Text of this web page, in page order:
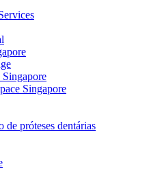
Singapore
Singapore
de próteses dentárias